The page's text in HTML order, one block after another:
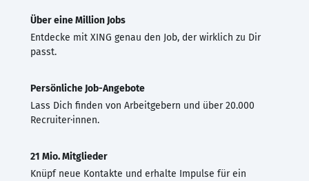
Über eine Million Jobs
Entdecke mit XING genau den Job, der wirklich zu Dir
passt.
Persönliche Job-Angebote
Lass Dich finden von Arbeitgebern und über 20.000
Recruiter·innen.
21 Mio. Mitglieder
Knüpf neue Kontakte und erhalte Impulse für ein